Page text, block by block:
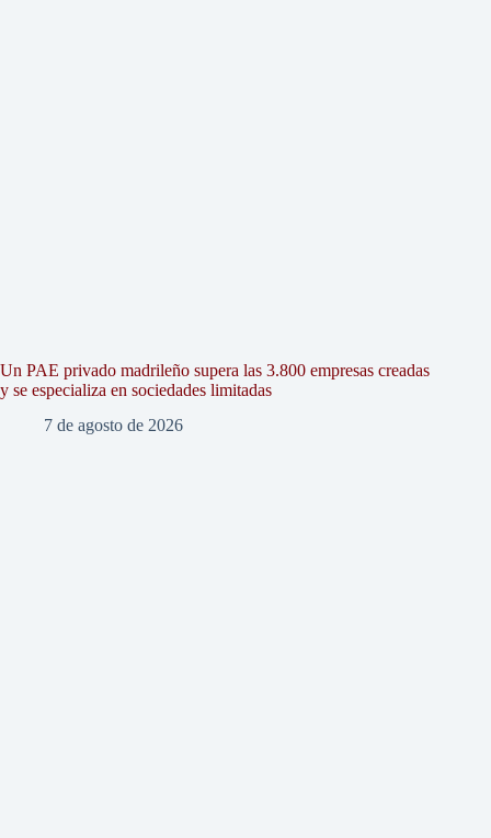
Un PAE privado madrileño supera las 3.800 empresas creadas
y se especializa en sociedades limitadas
7 de agosto de 2026